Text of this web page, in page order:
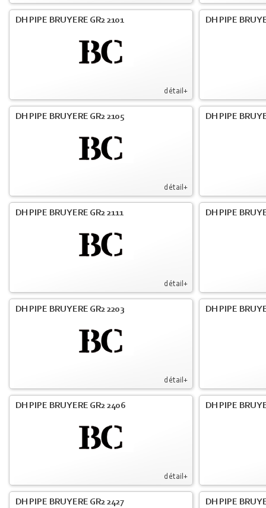
détail+
DH PIPE BRUYERE GR2 2101 DH PIPE
détail+
DH PIPE BRUYERE GR2 2105 DH PIPE
détail+
DH PIPE BRUYERE GR2 2111 DH PIPE
détail+
DH PIPE BRUYERE GR2 2203 DH PIPE
détail+
DH PIPE BRUYERE GR2 2406 DH PIPE
DH PIPE BRUYERE GR2 2427 DH PIPE